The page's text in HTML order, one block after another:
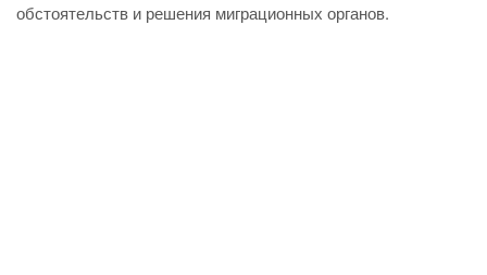
обстоятельств и решения миграционных органов.